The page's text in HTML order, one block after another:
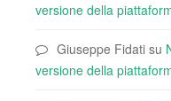
versione della
Giuseppe Fidati su
versione della